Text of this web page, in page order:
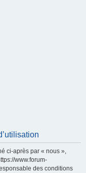
ci-après par « nous »,
www.forum-
des conditions